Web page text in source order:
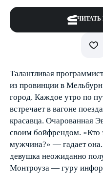
Талантливая
из провинции в
город. Каждое утро по
встречает в вагоне
красавца. Очарованная
своим бойфрендом. «Кто
мужчина?» — гадает она.
девушка неожиданно
Монтроуза — гуру